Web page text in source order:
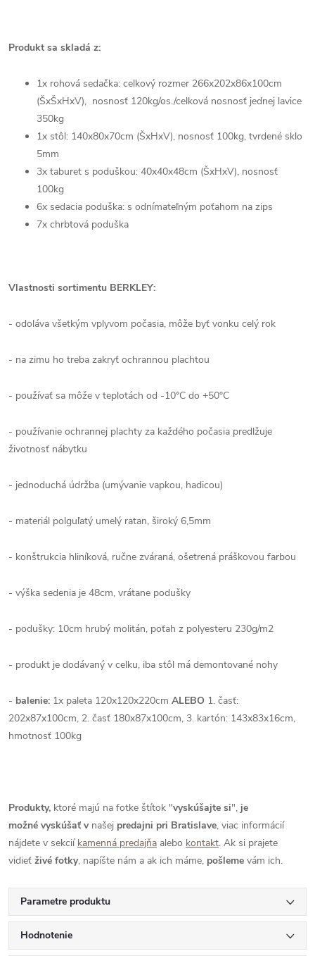
Produkt sa skladá z:
1x rohová sedačka: celkový rozmer 266x202x86x100cm
(ŠxŠxHxV), nosnosť 120kg/os./celková nosnosť jednej lavice
350kg
1x stôl: 140x80x70cm (ŠxHxV), nosnosť 100kg, tvrdené sklo
5mm
3x taburet s poduškou: 40x40x48cm (ŠxHxV), nosnosť
100kg
6x sedacia poduška: s odnímateľným poťahom na zips
7x chrbtová poduška
Vlastnosti sortimentu BERKLEY:
- odoláva všetkým vplyvom počasia, môže byť vonku celý rok
- na zimu ho treba zakryť ochrannou plachtou
- používať sa môže v teplotách od -10°C do +50°C
- používanie ochrannej plachty za každého počasia predlžuje
životnosť nábytku
- jednoduchá údržba (umývanie vapkou, hadicou)
- materiál polguľatý umelý ratan, široký 6,5mm
- konštrukcia hliníková, ručne zváraná, ošetrená práškovou farbou
- výška sedenia je 48cm, vrátane podušky
- podušky: 10cm hrubý molitán, poťah z polyesteru 230g/m2
- produkt je dodávaný v celku, iba stôl má demontované nohy
- balenie: 1x paleta 120x120x220cm ALEBO 1. časť:
202x87x100cm, 2. časť 180x87x100cm, 3. kartón: 143x83x16cm,
hmotnosť 100kg
Produkty, ktoré majú na fotke štítok "vyskúšajte si", je
možné vyskúšať v našej predajni pri Bratislave, viac informácií
nájdete v sekcií kamenná predajňa alebo kontakt. Ak si prajete
vidieť živé fotky, napíšte nám a ak ich máme, pošleme vám ich.
Parametre produktu
Hodnotenie